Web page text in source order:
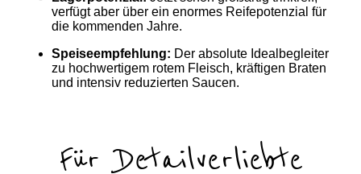
verfügt aber über ein enormes Reifepotenzial für
die kommenden Jahre.
Speiseempfehlung: Der absolute Idealbegleiter
zu hochwertigem rotem Fleisch, kräftigen Braten
und intensiv reduzierten Saucen.
Für Detailverliebte